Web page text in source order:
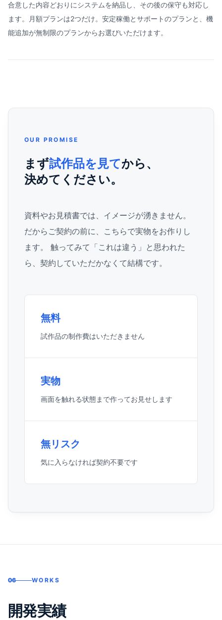
合意した内容どおりにシステムを納品し、その後の保守も対応し
ます。月額プランは2つだけ。安定稼働とサポートのプランと、機
能追加が無制限のプランからお選びいただけます。
OUR PROMISE
まず試作品を見てから、
決めてください。
資料やお見積書では、イメージが湧きません。
だからご契約の前に、こちらで実物をお作りし
ます。 触ってみて「これは違う」と思われた
ら、契約していただかなくて結構です。
無料
試作品の制作費はいただきません
実物
画面を触れる状態まで作ってお見せします
無リスク
気に入らなければ契約不要です
06 WORKS
開発実績